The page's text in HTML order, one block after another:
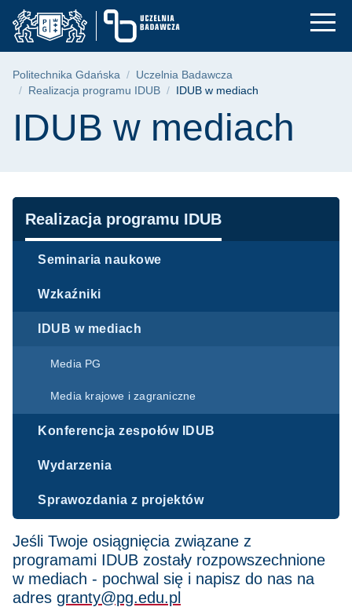
Przejdź
do
menu
Przejdź
do
wyszukiwarki
Przejdź
do
treści
IDUB w mediach |
Ścieżka nawigacyjna
Politechnika Gdańska
Uczelnia Badawcza
Realizacja programu IDUB
IDUB w mediach
Treść strony
IDUB w mediach
Nawigacja
Realizacja programu IDUB
Seminaria naukowe
Wzkaźniki
IDUB w mediach
Media PG
Media krajowe i zagraniczne
Konferencja zespołów IDUB
Wydarzenia
Sprawozdania z projektów
Jeśli Twoje osiągnięcia związane z
programami IDUB zostały rozpowszechnione
w mediach - pochwal się i napisz do nas na
adres granty@pg.edu.pl